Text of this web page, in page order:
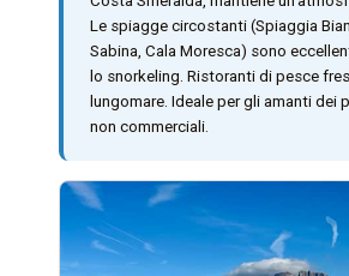
Le spiagge circostanti (Spiaggia
Sabina, Cala Moresca) sono
lo snorkeling. Ristoranti di pesce
lungomare. Ideale per gli amanti dei
non commerciali.